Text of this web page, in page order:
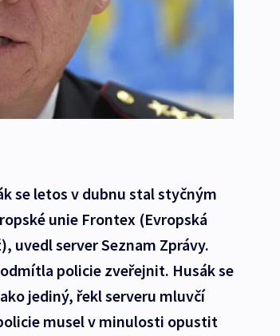
se letos v dubnu stal styčným
unie Frontex (Evropská
uvedl server Seznam Zprávy.
policie zveřejnit. Husák se
jediný, řekl serveru mluvčí
musel v minulosti opustit